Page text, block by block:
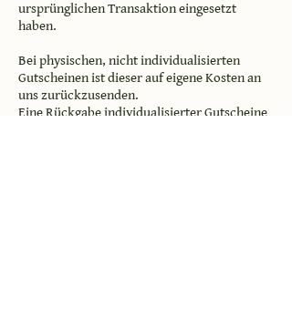
ursprünglichen Transaktion eingesetzt
haben.
Bei physischen, nicht individualisierten
Gutscheinen ist dieser auf eigene Kosten an
uns zurückzusenden.
Eine Rückgabe individualisierter Gutscheine